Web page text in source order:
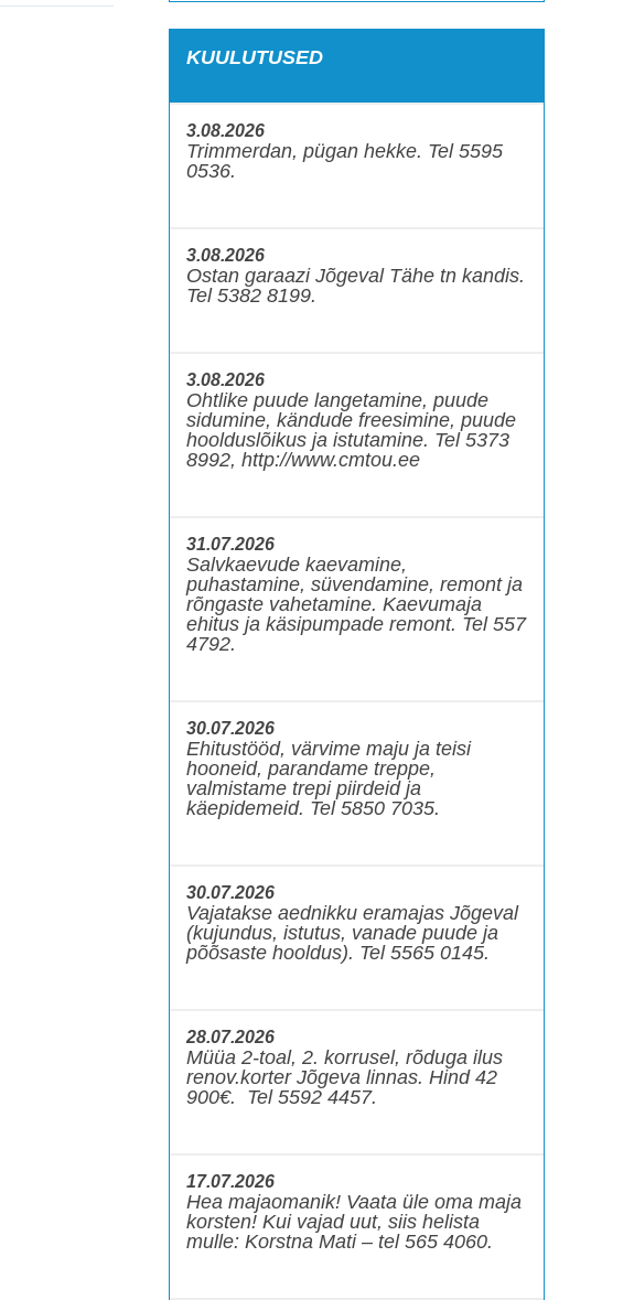
KUULUTUSED
3.08.2026
Trimmerdan, pügan hekke. Tel 5595
0536.
3.08.2026
Ostan garaazi Jõgeval Tähe tn kandis.
Tel 5382 8199.
3.08.2026
Ohtlike puude langetamine, puude
sidumine, kändude freesimine, puude
hoolduslõikus ja istutamine. Tel 5373
8992, http://www.cmtou.ee
31.07.2026
Salvkaevude kaevamine,
puhastamine, süvendamine, remont ja
rõngaste vahetamine. Kaevumaja
ehitus ja käsipumpade remont. Tel 557
4792.
30.07.2026
Ehitustööd, värvime maju ja teisi
hooneid, parandame treppe,
valmistame trepi piirdeid ja
käepidemeid. Tel 5850 7035.
30.07.2026
Vajatakse aednikku eramajas Jõgeval
(kujundus, istutus, vanade puude ja
põõsaste hooldus). Tel 5565 0145.
28.07.2026
Müüa 2-toal, 2. korrusel, rõduga ilus
renov.korter Jõgeva linnas. Hind 42
900€. Tel 5592 4457.
17.07.2026
Hea majaomanik! Vaata üle oma maja
korsten! Kui vajad uut, siis helista
mulle: Korstna Mati – tel 565 4060.